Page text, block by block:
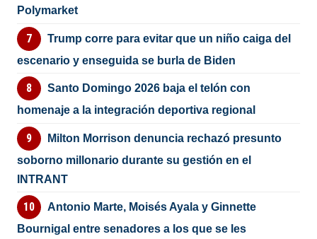
Polymarket
Trump corre para evitar que un niño caiga del
escenario y enseguida se burla de Biden
Santo Domingo 2026 baja el telón con
homenaje a la integración deportiva regional
Milton Morrison denuncia rechazó presunto
soborno millonario durante su gestión en el
INTRANT
Antonio Marte, Moisés Ayala y Ginnette
Bournigal entre senadores a los que se les